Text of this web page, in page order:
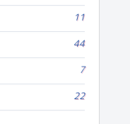
11
44
7
22